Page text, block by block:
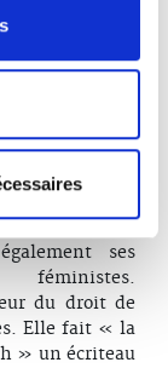
ses charmes,
vous réunir à
et
Je vous
succès » lui
1923.
ses
féministes.
du droit de
Elle fait « la
» un écriteau